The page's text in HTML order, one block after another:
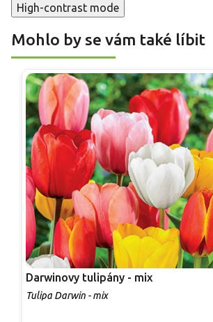
High-contrast mode
Mohlo by se vám také líbit
Darwinovy tulipány - mix
Tulipa Darwin - mix